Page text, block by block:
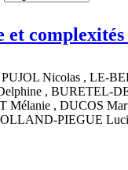
et
PUJOL Nicolas , LE-
, BURETEL-
Mélanie , DUCOS
PIEGUE